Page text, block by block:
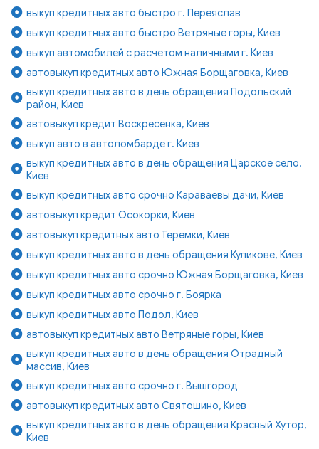
выкуп кредитных авто быстро г. Переяслав
выкуп кредитных авто быстро Ветряные горы, Киев
выкуп автомобилей с расчетом наличными г. Киев
автовыкуп кредитных авто Южная Борщаговка, Киев
выкуп кредитных авто в день обращения Подольский
район, Киев
автовыкуп кредит Воскресенка, Киев
выкуп авто в автоломбарде г. Киев
выкуп кредитных авто в день обращения Царское село,
Киев
выкуп кредитных авто срочно Караваевы дачи, Киев
автовыкуп кредит Осокорки, Киев
автовыкуп кредитных авто Теремки, Киев
выкуп кредитных авто в день обращения Куликове, Киев
выкуп кредитных авто срочно Южная Борщаговка, Киев
выкуп кредитных авто срочно г. Боярка
выкуп кредитных авто Подол, Киев
автовыкуп кредитных авто Ветряные горы, Киев
выкуп кредитных авто в день обращения Отрадный
массив, Киев
выкуп кредитных авто срочно г. Вышгород
автовыкуп кредитных авто Святошино, Киев
выкуп кредитных авто в день обращения Красный Хутор,
Киев